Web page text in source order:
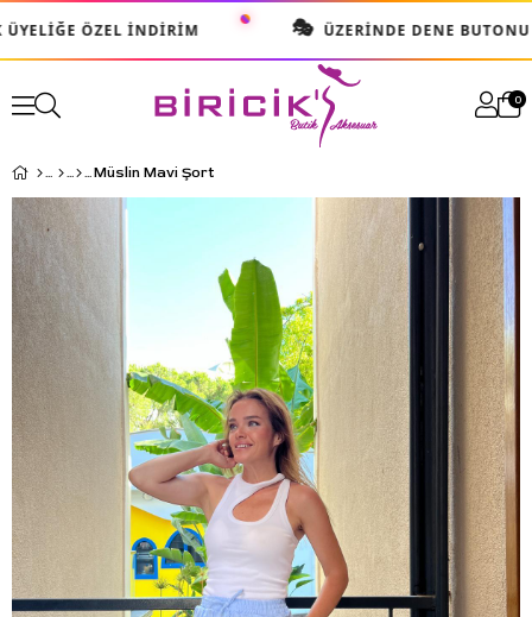
ÖZEL İNDIRIM 🎭 ÜZERINDE DENE BUTONU
0
Müslin Mavi Şort